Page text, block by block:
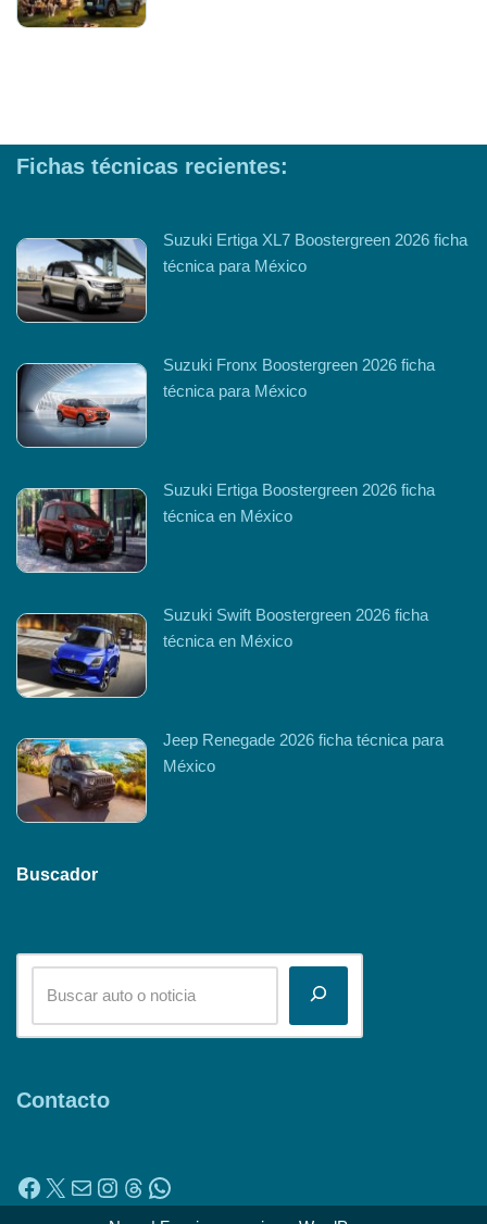
Fichas técnicas recientes:
Suzuki Ertiga XL7 Boostergreen 2026 ficha
técnica para México
Suzuki Fronx Boostergreen 2026 ficha
técnica para México
Suzuki Ertiga Boostergreen 2026 ficha
técnica en México
Suzuki Swift Boostergreen 2026 ficha
técnica en México
Jeep Renegade 2026 ficha técnica para
México
Buscador
Contacto